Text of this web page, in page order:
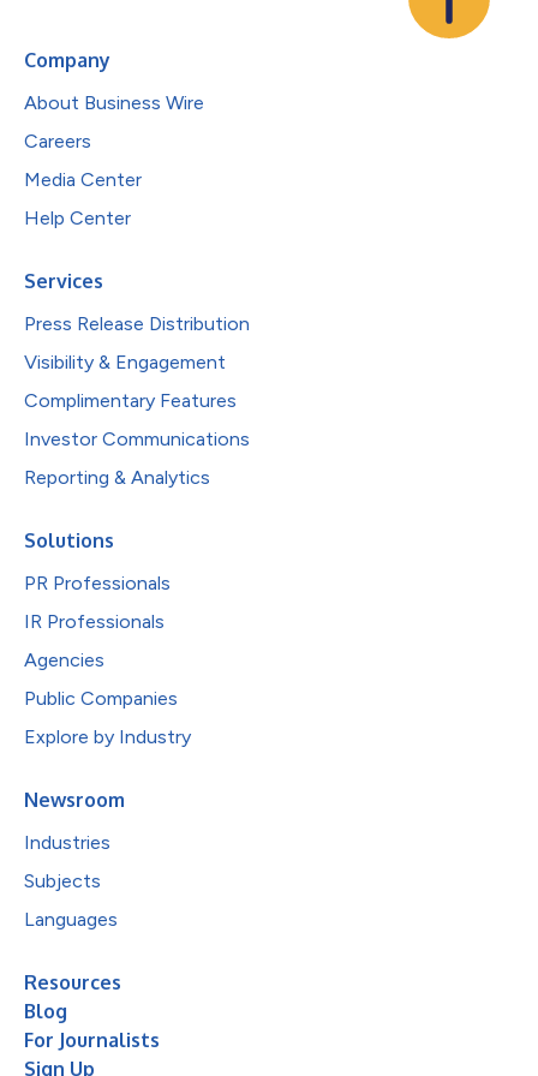
Company
About Business Wire
Careers
Media Center
Help Center
Services
Press Release Distribution
Visibility & Engagement
Complimentary Features
Investor Communications
Reporting & Analytics
Solutions
PR Professionals
IR Professionals
Agencies
Public Companies
Explore by Industry
Newsroom
Industries
Subjects
Languages
Resources
Blog
For Journalists
Sign Up